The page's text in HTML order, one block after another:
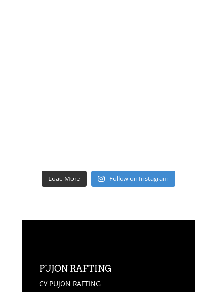
Load More Follow on Instagram
PUJON RAFTING
CV PUJON RAFTING